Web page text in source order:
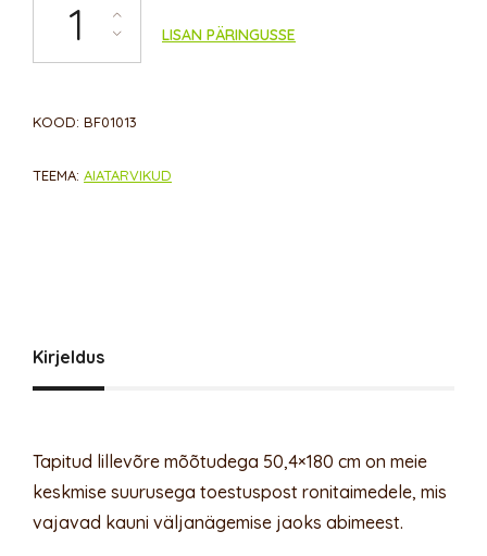
LISAN PÄRINGUSSE
KOOD: BF01013
TEEMA: AIATARVIKUD
Kirjeldus
Tapitud lillevõre mõõtudega 50,4×180 cm on meie
keskmise suurusega toestuspost ronitaimedele, mis
vajavad kauni väljanägemise jaoks abimeest.